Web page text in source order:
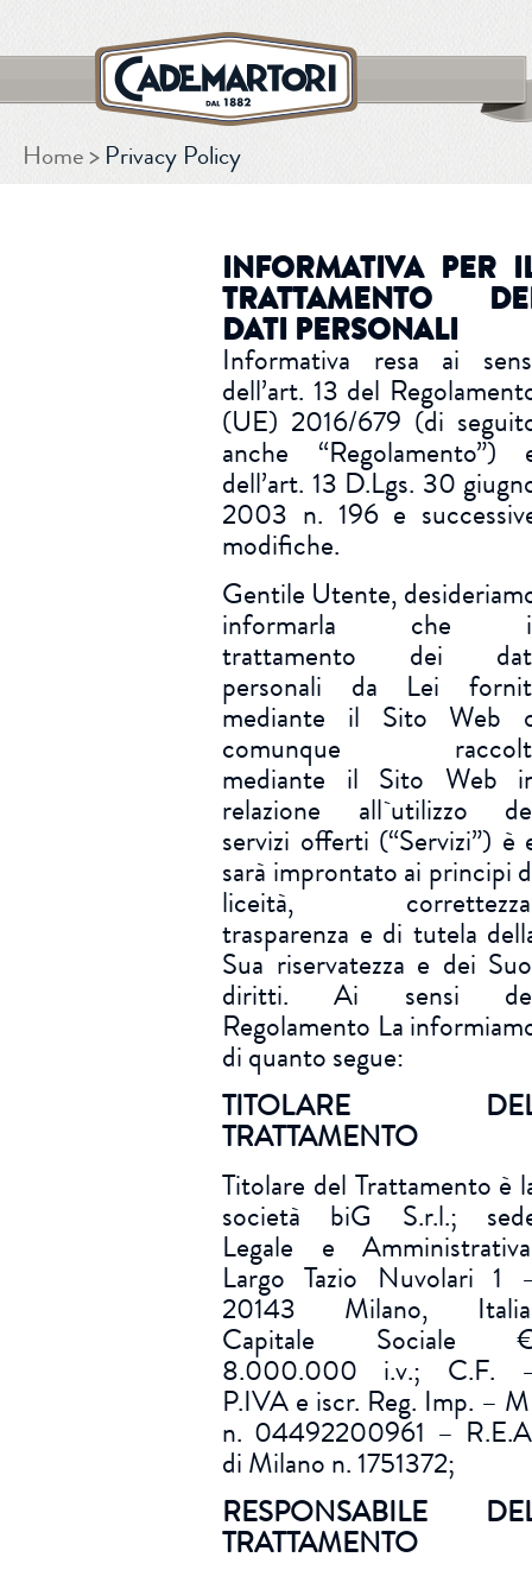
Home Privacy Policy
INFORMATIVA PER
TRATTAMENTO
DATI PERSONALI
Informativa resa ai
dell’art. 13 del
(UE) 2016/679 (di
anche “Regolamento”)
dell’art. 13 D.Lgs. 30
2003 n. 196 e
modifiche.
Gentile Utente,
informarla che
trattamento dei
personali da Lei
mediante il Sito Web
comunque
mediante il Sito Web
relazione all`utilizzo
servizi offerti (“Servizi”) è
sarà improntato ai principi
liceità,
trasparenza e di tutela
Sua riservatezza e dei
diritti. Ai sensi
Regolamento La
di quanto segue:
TITOLARE
TRATTAMENTO
Titolare del Trattamento è
società biG S.r.l.;
Legale e
Largo Tazio Nuvolari 1
20143 Milano,
Capitale Sociale
8.000.000 i.v.; C.F.
P.IVA e iscr. Reg. Imp. –
n. 04492200961 –
di Milano n. 1751372;
RESPONSABILE
TRATTAMENTO